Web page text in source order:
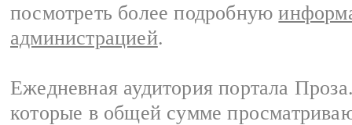
посмотреть более подробную
администрацией.
Ежедневная аудитория портала
которые в общей сумме